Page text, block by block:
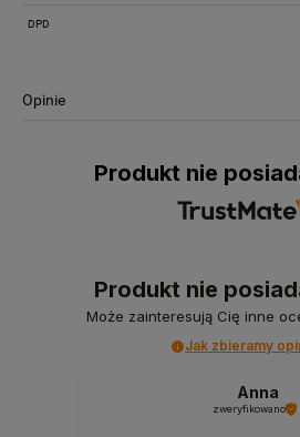
DPD
Opinie
Produkt nie
Produkt nie
Może zainteresują Cię inne
Jak zbieramy
Anna
zweryfikowano